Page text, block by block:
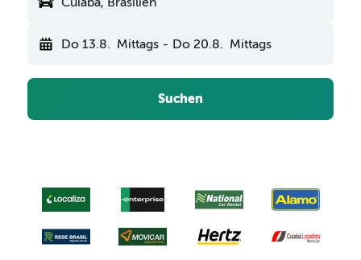
Do 13.8. Mittags - Do 20.8. Mittags
Suchen